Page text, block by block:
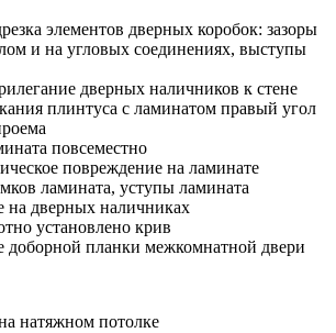
элементов дверных коробок: зазоры
и на угловых соединениях, выступы
дверных наличников к стене
плинтуса с ламинатом правый угол
повсеместно
повреждение на ламинате
ламината, уступы ламината
на дверных наличниках
установлено крив
доборной планки межкомнатной двери
натяжном потолке